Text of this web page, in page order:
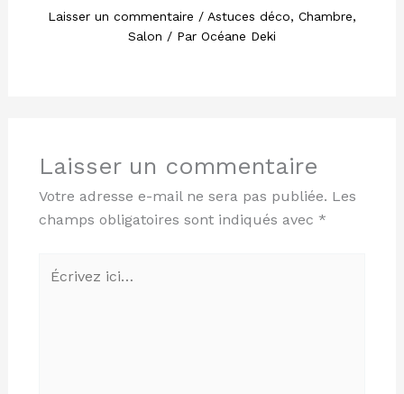
Laisser un commentaire / Astuces déco, Chambre,
Salon / Par Océane Deki
Laisser un commentaire
Votre adresse e-mail ne sera pas publiée. Les
champs obligatoires sont indiqués avec *
ici…